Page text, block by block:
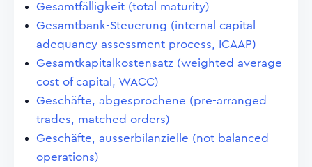
Gesamtfälligkeit (total maturity)
Gesamtbank-Steuerung (internal capital
adequancy assessment process, ICAAP)
Gesamtkapitalkostensatz (weighted average
cost of capital, WACC)
Geschäfte, abgesprochene (pre-arranged
trades, matched orders)
Geschäfte, ausserbilanzielle (not balanced
operations)